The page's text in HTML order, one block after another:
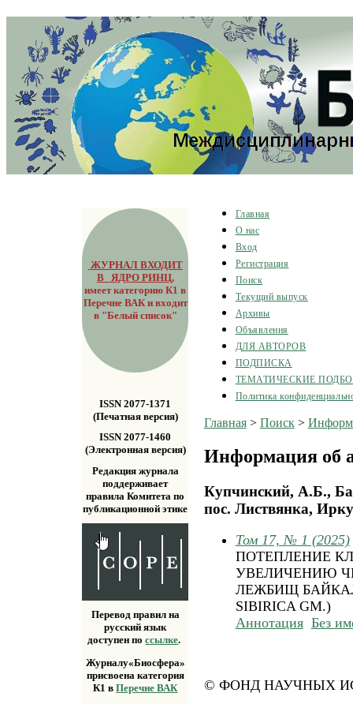
ЖУРНАЛ ВХОДИТ
В ЯДРО РИНЦ,
имеет категорию К1 в
Перечне ВАК и входит
в "Белый список"
ISSN 2077-1371
(Печатная версия)
ISSN 2077-1460
(Электронная версия)
Редакция журнала
поддерживает
правила Комитета по
публикационной этике
Перевод правил на
русский язык
доступен поссылке.
Журналу«Биосфера»
присвоена категория
К1 вПеречне ВАК
Главная
О нас
Вход
Регистрация
Поиск
Текущий выпуск
Архивы
Объявления
ДЛЯ АВТОРОВ
ПОДПИСКА
ТЕМАТИЧЕСКИЕ
Политика
Главная> Поиск>
Информация об
Купчинский, А.Б.,
пос. Листвянка,
Том 17, № 1 (2025)
ПОТЕПЛЕНИЕ
УВЕЛИЧЕНИЮ
ЛЕЖБИЩ
SIBIRICA GM.)
Аннотация Без
© ФОНД НАУЧНЫХ